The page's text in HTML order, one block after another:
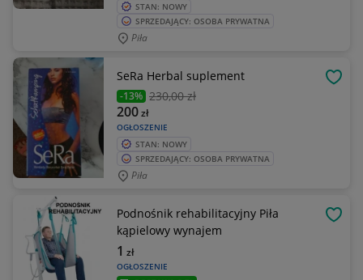
STAN: NOWY
SPRZEDAJĄCY: OSOBA PRYWATNA
Piła
SeRa Herbal suplement
-13% 230,00 zł
OGŁOSZENIE
200zł
STAN: NOWY
SPRZEDAJĄCY: OSOBA PRYWATNA
Piła
Podnośnik rehabilitacyjny Piła
kąpielowy wynajem
OGŁOSZENIE
1 zł